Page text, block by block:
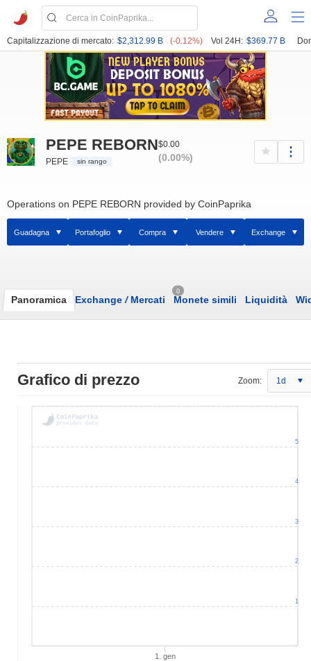
Capitalizzazione di mercato: $2,312.99 B (-0.12%) Vol 24H: $369.77 B
PEPE REBORN
PEPE sin rango
$0.00
(0.00%)
Operations on PEPE REBORN provided by CoinPaprika
Guadagna Portafoglio Compra Vendere Exchange
Panoramica Exchange /Mercati
0
Monete simili Liquidità
Grafico di prezzo Zoom: 1d
1. gen
1
2
3
4
5